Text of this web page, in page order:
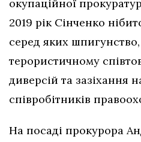
окупаційної
2019 рік Сінченко
серед яких шпигунство,
терористичному
диверсій та зазіхання
співробітників
На посаді прокурора